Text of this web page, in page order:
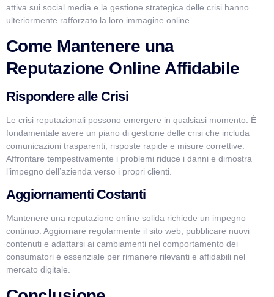
attiva sui social media e la gestione strategica delle crisi hanno
ulteriormente rafforzato la loro immagine online.
Come Mantenere una
Reputazione Online Affidabile
Rispondere alle Crisi
Le crisi reputazionali possono emergere in qualsiasi momento. È
fondamentale avere un piano di gestione delle crisi che includa
comunicazioni trasparenti, risposte rapide e misure correttive.
Affrontare tempestivamente i problemi riduce i danni e dimostra
l’impegno dell’azienda verso i propri clienti.
Aggiornamenti Costanti
Mantenere una reputazione online solida richiede un impegno
continuo. Aggiornare regolarmente il sito web, pubblicare nuovi
contenuti e adattarsi ai cambiamenti nel comportamento dei
consumatori è essenziale per rimanere rilevanti e affidabili nel
mercato digitale.